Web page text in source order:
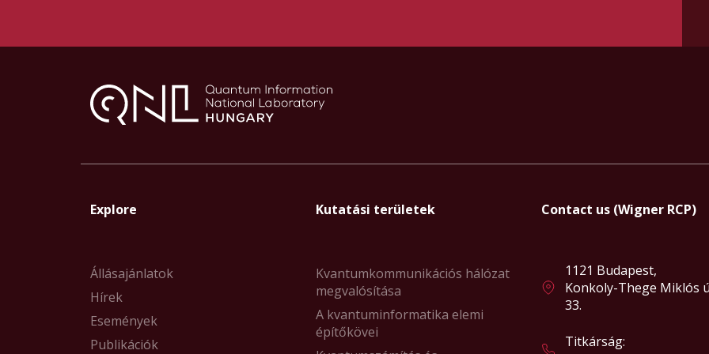
Explore
Állásajánlatok
Hírek
Események
Publikációk
Kutatási területek
Kvantumkommunikációs hálózat
megvalósítása
A kvantuminformatika elemi
építőkövei
Contact us (Wigner RCP)
1121 Budapest,
Konkoly-Thege Miklós
33.
Titkárság: